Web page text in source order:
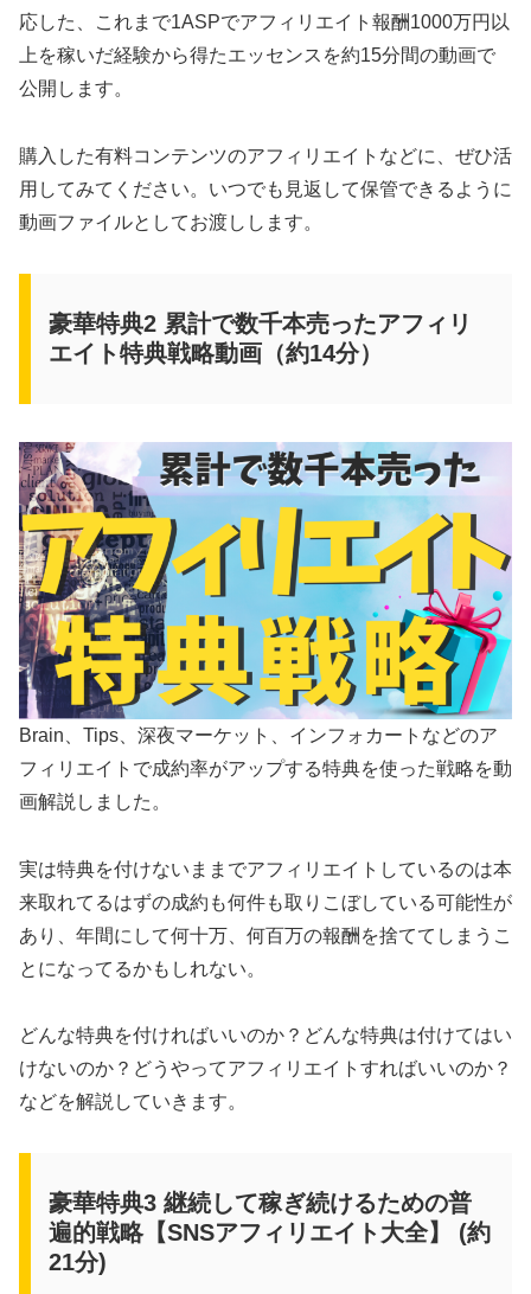
応した、これまで1ASPでアフィリエイト報酬1000万円以
上を稼いだ経験から得たエッセンスを約15分間の動画で
公開します。
購入した有料コンテンツのアフィリエイトなどに、ぜひ活
用してみてください。いつでも見返して保管できるように
動画ファイルとしてお渡しします。
豪華特典2 累計で数千本売ったアフィリ
エイト特典戦略動画（約14分）
Brain、Tips、深夜マーケット、インフォカートなどのア
フィリエイトで成約率がアップする特典を使った戦略を動
画解説しました。
実は特典を付けないままでアフィリエイトしているのは本
来取れてるはずの成約も何件も取りこぼしている可能性が
あり、年間にして何十万、何百万の報酬を捨ててしまうこ
とになってるかもしれない。
どんな特典を付ければいいのか？どんな特典は付けてはい
けないのか？どうやってアフィリエイトすればいいのか？
などを解説していきます。
豪華特典3 継続して稼ぎ続けるための普
遍的戦略【SNSアフィリエイト大全】 (約
21分)